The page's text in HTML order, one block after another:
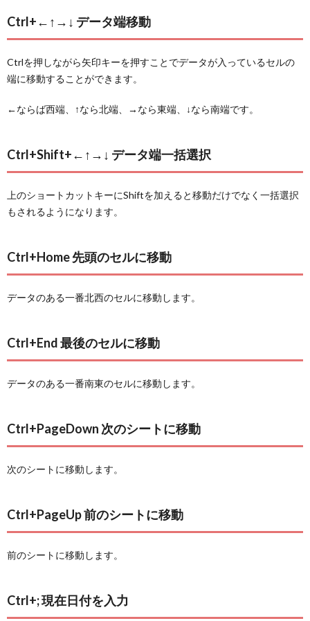
Ctrl+←↑→↓ データ端移動
Ctrlを押しながら矢印キーを押すことでデータが入っているセルの
端に移動することができます。
←ならば西端、↑なら北端、→なら東端、↓なら南端です。
Ctrl+Shift+←↑→↓ データ端一括選択
上のショートカットキーにShiftを加えると移動だけでなく一括選択
もされるようになります。
Ctrl+Home 先頭のセルに移動
データのある一番北西のセルに移動します。
Ctrl+End 最後のセルに移動
データのある一番南東のセルに移動します。
Ctrl+PageDown 次のシートに移動
次のシートに移動します。
Ctrl+PageUp 前のシートに移動
前のシートに移動します。
Ctrl+; 現在日付を入力